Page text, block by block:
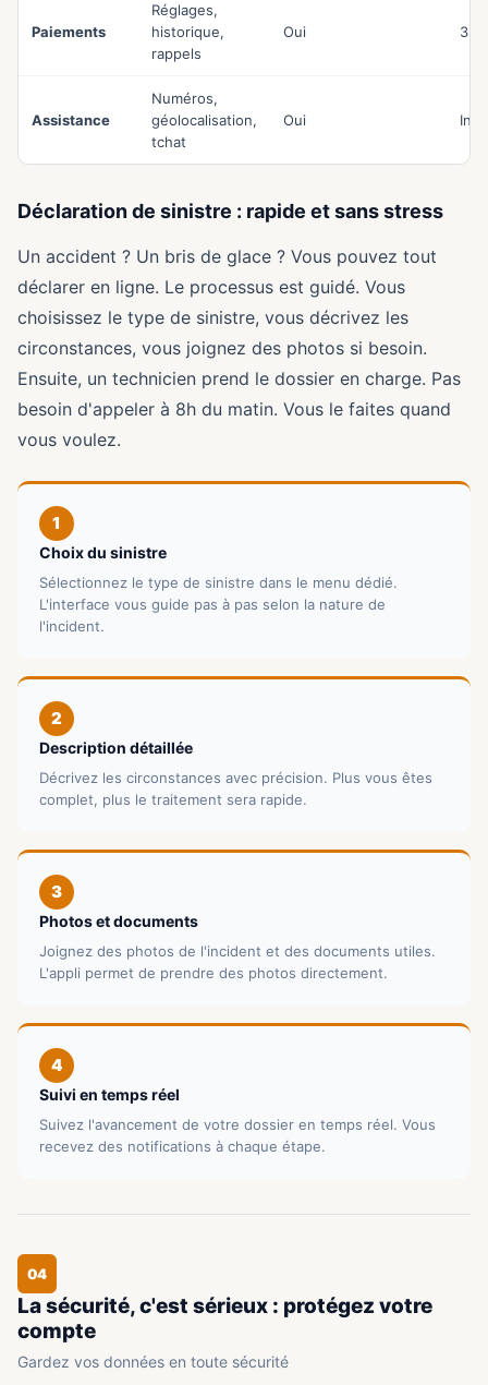
Paiements
Réglages,
historique,
rappels
Oui 3
Assistance
Numéros,
géolocalisation,
tchat
Oui
Déclaration de sinistre : rapide et sans stress
Un accident ? Un bris de glace ? Vous pouvez tout
déclarer en ligne. Le processus est guidé. Vous
choisissez le type de sinistre, vous décrivez les
circonstances, vous joignez des photos si besoin.
Ensuite, un technicien prend le dossier en charge. Pas
besoin d'appeler à 8h du matin. Vous le faites quand
vous voulez.
1
Choix du sinistre
Sélectionnez le type de sinistre dans le menu dédié.
L'interface vous guide pas à pas selon la nature de
l'incident.
2
Description détaillée
Décrivez les circonstances avec précision. Plus vous êtes
complet, plus le traitement sera rapide.
3
Photos et documents
Joignez des photos de l'incident et des documents utiles.
L'appli permet de prendre des photos directement.
4
Suivi en temps réel
Suivez l'avancement de votre dossier en temps réel. Vous
recevez des notifications à chaque étape.
04
La sécurité, c'est sérieux : protégez votre
compte
Gardez vos données en toute sécurité